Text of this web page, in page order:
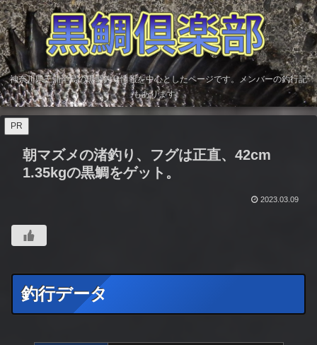
神奈川県三浦半島の黒鯛釣り情報を中心としたページです。メンバーの釣行記
もあります。
PR
朝マズメの渚釣り、フグは正直、42cm
1.35kgの黒鯛をゲット。
2023.03.09
釣行データ